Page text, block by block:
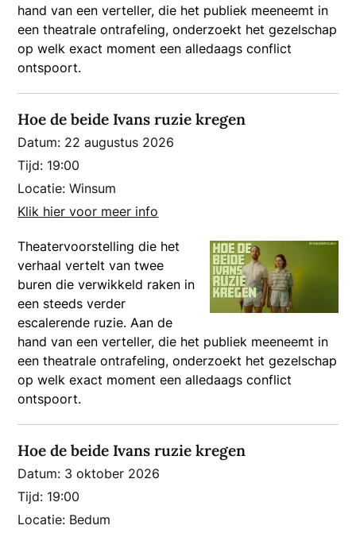
hand van een verteller, die het publiek meeneemt in
een theatrale ontrafeling, onderzoekt het gezelschap
op welk exact moment een alledaags conflict
ontspoort.
Hoe de beide Ivans ruzie kregen
Datum: 22 augustus 2026
Tijd: 19:00
Locatie:Winsum
Klik hier voor meer info
Theatervoorstelling die het
verhaal vertelt van twee
buren die verwikkeld raken in
een steeds verder
escalerende ruzie. Aan de
hand van een verteller, die het publiek meeneemt in
een theatrale ontrafeling, onderzoekt het gezelschap
op welk exact moment een alledaags conflict
ontspoort.
Hoe de beide Ivans ruzie kregen
Datum: 3 oktober 2026
Tijd: 19:00
Locatie: Bedum